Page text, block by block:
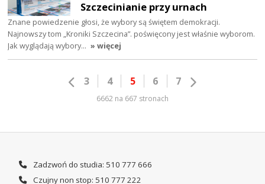
Szczecinianie przy urnach
Znane powiedzenie głosi, że wybory są świętem demokracji.
Najnowszy tom „Kroniki Szczecina”. poświęcony jest właśnie wyborom.
Jak wyglądają wybory… » więcej
3 4 5 6 7
6662 na 667 stronach
Zadzwoń do studia: 510 777 666
Czujny non stop: 510 777 222